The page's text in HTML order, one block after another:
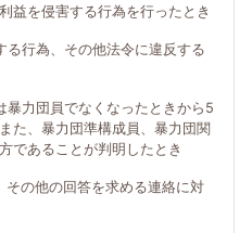
益を侵害する行為を行ったとき
る行為、その他法令に違反する
暴力団員でなくなったときから5
た、暴力団準構成員、暴力団関
であることが判明したとき
その他の回答を求める連絡に対